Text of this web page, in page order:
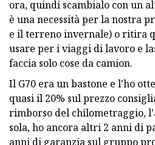
ora, quindi scambialo con un
è una necessità per la nostra
e il terreno invernale) o ritira
usare per i viaggi di lavoro e
faccia solo cose da camion.
Il G70 era un bastone e l'ho
quasi il 20% sul prezzo
rimborso del chilometraggio,
sola, ho ancora altri 2 anni di
anni di garanzia sul gruppo